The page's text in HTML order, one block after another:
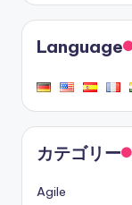
Language
カテゴリー
Agile